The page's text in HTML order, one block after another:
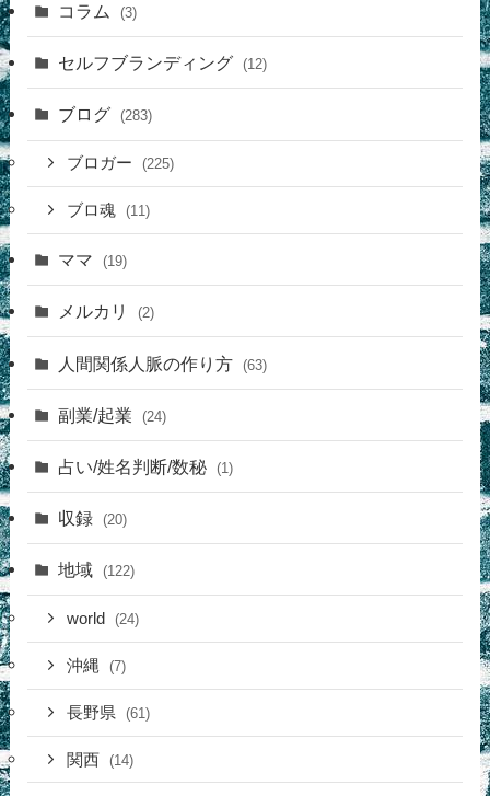
コラム (3)
セルフブランディング (12)
ブログ (283)
ブロガー (225)
ブロ魂 (11)
ママ (19)
メルカリ (2)
人間関係人脈の作り方 (63)
副業/起業 (24)
占い/姓名判断/数秘 (1)
収録 (20)
地域 (122)
world (24)
沖縄 (7)
長野県 (61)
関西 (14)